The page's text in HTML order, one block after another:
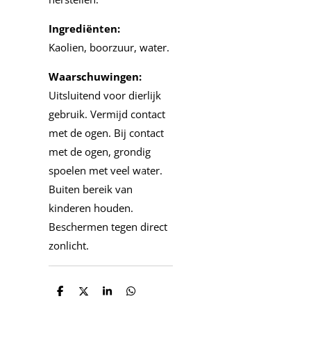
Ingrediënten:
Kaolien, boorzuur, water.
Waarschuwingen:
Uitsluitend voor dierlijk
gebruik. Vermijd contact
met de ogen. Bij contact
met de ogen, grondig
spoelen met veel water.
Buiten bereik van
kinderen houden.
Beschermen tegen direct
zonlicht.
D
D
S
D